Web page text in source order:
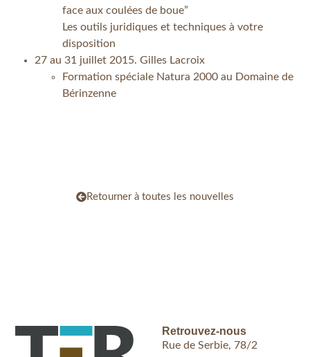
face aux coulées de boue”
Les outils juridiques et techniques à votre
disposition
27 au 31 juillet 2015. Gilles Lacroix
Formation spéciale Natura 2000 au Domaine de
Bérinzenne
Retourner à toutes les nouvelles
Retrouvez-nous
Rue de Serbie, 78/2